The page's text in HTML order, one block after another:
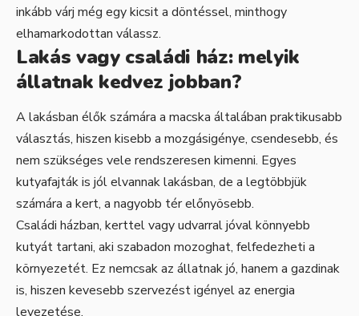
inkább várj még egy kicsit a döntéssel, minthogy
elhamarkodottan válassz.
Lakás vagy családi ház: melyik
állatnak kedvez jobban?
A lakásban élők számára a macska általában praktikusabb
választás, hiszen kisebb a mozgásigénye, csendesebb, és
nem szükséges vele rendszeresen kimenni. Egyes
kutyafajták is jól elvannak lakásban, de a legtöbbjük
számára a kert, a nagyobb tér előnyösebb.
Családi házban, kerttel vagy udvarral jóval könnyebb
kutyát tartani, aki szabadon mozoghat, felfedezheti a
környezetét. Ez nemcsak az állatnak jó, hanem a gazdinak
is, hiszen kevesebb szervezést igényel az energia
levezetése.